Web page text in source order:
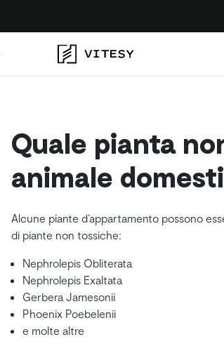
Quale pianta
animale
Alcune piante d’appartamento possono
di piante non tossiche:
Nephrolepis Obliterata
Nephrolepis Exaltata
Gerbera Jamesonii
Phoenix Poebelenii
e molte altre